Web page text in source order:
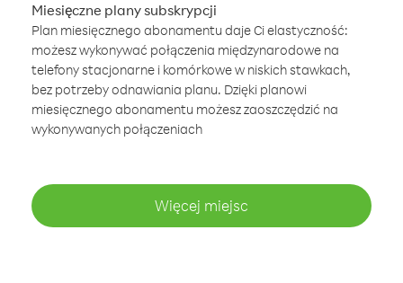
Miesięczne plany subskrypcji
Plan miesięcznego abonamentu daje Ci elastyczność:
możesz wykonywać połączenia międzynarodowe na
telefony stacjonarne i komórkowe w niskich stawkach,
bez potrzeby odnawiania planu. Dzięki planowi
miesięcznego abonamentu możesz zaoszczędzić na
wykonywanych połączeniach
Więcej miejsc